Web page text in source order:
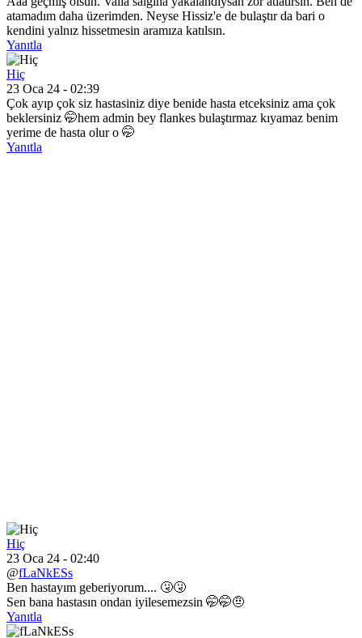
atamadım daha üzerimden. Neyse Hissiz'e de bulaştır da bari o
kendini yalnız hissetmesin aramıza katılsın.
Yanıtla
Hiç
23 Oca 24 - 02:39
Çok ayıp çok siz hastasiniz diye benide hasta etceksiniz ama çok
beklersiniz 🤭hem admin bey flankes bulaştırmaz kıyamaz benim
yerime de hasta olur o 🤭
Yanıtla
Hiç
23 Oca 24 - 02:40
@fLaNkESs
Ben hastayım geberiyorum.... 🤧🤧
Sen bana hastasın ondan iyilesemezsin 🤭🤭🤨
Yanıtla